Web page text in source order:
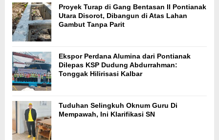
Proyek Turap di Gang Bentasan II Pontianak
Utara Disorot, Dibangun di Atas Lahan
Gambut Tanpa Parit
Ekspor Perdana Alumina dari Pontianak
Dilepas KSP Dudung Abdurrahman:
Tonggak Hilirisasi Kalbar
Tuduhan Selingkuh Oknum Guru Di
Mempawah, Ini Klarifikasi SN